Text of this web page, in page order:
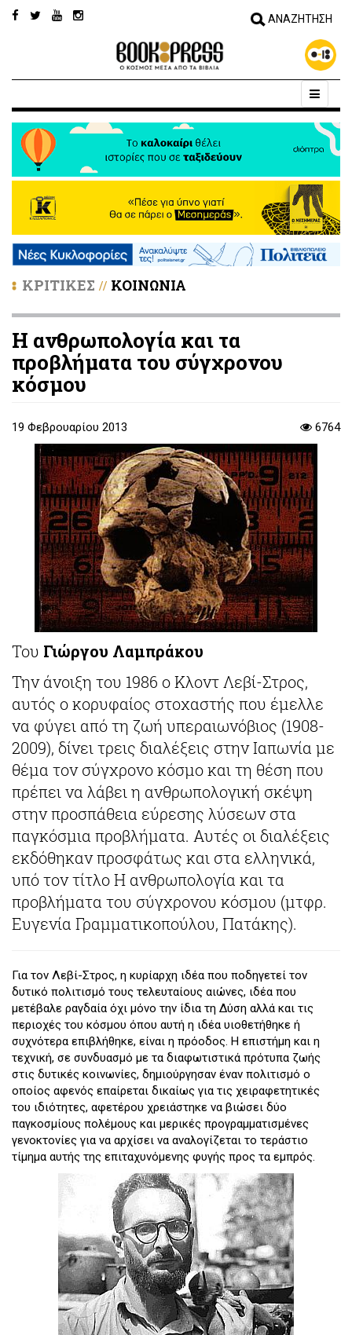
ΚΡΙΤΙΚΕΣ // ΚΟΙΝΩΝΙΑ
Η ανθρωπολογία και τα
προβλήματα του σύγχρονου
κόσμου
19 Φεβρουαρίου 2013 6764
Του Γιώργου Λαμπράκου
Την άνοιξη του 1986 ο Κλοντ Λεβί-Στρος,
αυτός ο κορυφαίος στοχαστής που έμελλε
να φύγει από τη ζωή υπεραιωνόβιος (1908-
2009), δίνει τρεις διαλέξεις στην Ιαπωνία με
θέμα τον σύγχρονο κόσμο και τη θέση που
πρέπει να λάβει η ανθρωπολογική σκέψη
στην προσπάθεια εύρεσης λύσεων στα
παγκόσμια προβλήματα. Αυτές οι διαλέξεις
εκδόθηκαν προσφάτως και στα ελληνικά,
υπό τον τίτλο Η ανθρωπολογία και τα
προβλήματα του σύγχρονου κόσμου (μτφρ.
Ευγενία Γραμματικοπούλου, Πατάκης).
Για τον Λεβί-Στρος, η κυρίαρχη ιδέα που ποδηγετεί τον
δυτικό πολιτισμό τους τελευταίους αιώνες, ιδέα που
μετέβαλε ραγδαία όχι μόνο την ίδια τη Δύση αλλά και τις
περιοχές του κόσμου όπου αυτή η ιδέα υιοθετήθηκε ή
συχνότερα επιβλήθηκε, είναι η πρόοδος. Η επιστήμη και η
τεχνική, σε συνδυασμό με τα διαφωτιστικά πρότυπα ζωής
στις δυτικές κοινωνίες, δημιούργησαν έναν πολιτισμό ο
οποίος αφενός επαίρεται δικαίως για τις χειραφετητικές
του ιδιότητες, αφετέρου χρειάστηκε να βιώσει δύο
παγκοσμίους πολέμους και μερικές προγραμματισμένες
γενοκτονίες για να αρχίσει να αναλογίζεται το τεράστιο
τίμημα αυτής της επιταχυνόμενης φυγής προς τα εμπρός.